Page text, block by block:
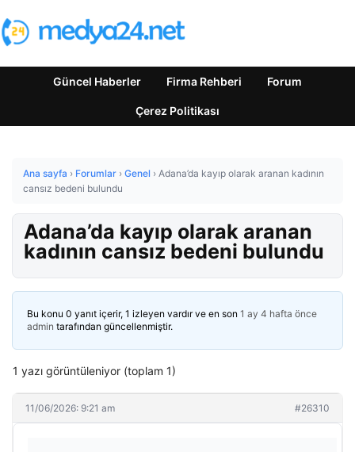
Güncel Haberler Firma Rehberi Forum
Çerez Politikası
Ana sayfa › Forumlar › Genel › Adana’da kayıp olarak aranan kadının
cansız bedeni bulundu
Adana’da kayıp olarak aranan
kadının cansız bedeni bulundu
Bu konu 0 yanıt içerir, 1 izleyen vardır ve en son 1 ay 4 hafta önce
admin tarafından güncellenmiştir.
1 yazı görüntüleniyor (toplam 1)
11/06/2026: 9:21 am #26310